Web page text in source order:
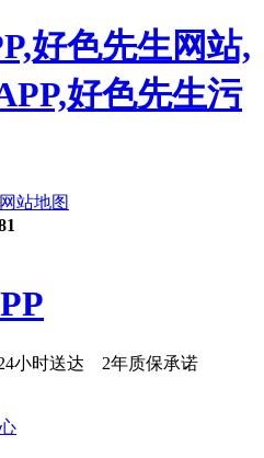
好色先生网站,
好色先生污
网站地图
小时送达 2年质保承诺